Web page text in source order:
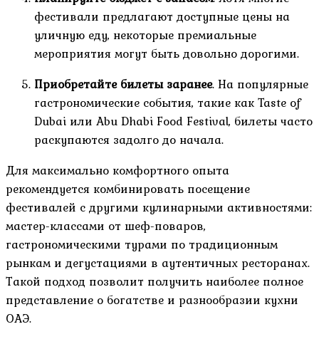
фестивали предлагают доступные цены на
уличную еду, некоторые премиальные
мероприятия могут быть довольно дорогими.
Приобретайте билеты заранее. На популярные
гастрономические события, такие как Taste of
Dubai или Abu Dhabi Food Festival, билеты часто
раскупаются задолго до начала.
Для максимально комфортного опыта
рекомендуется комбинировать посещение
фестивалей с другими кулинарными активностями:
мастер-классами от шеф-поваров,
гастрономическими турами по традиционным
рынкам и дегустациями в аутентичных ресторанах.
Такой подход позволит получить наиболее полное
представление о богатстве и разнообразии кухни
ОАЭ.